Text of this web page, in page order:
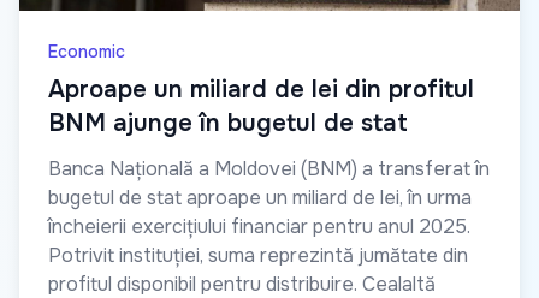
Economic
Aproape un miliard de lei din profitul
BNM ajunge în bugetul de stat
Banca Națională a Moldovei (BNM) a transferat în
bugetul de stat aproape un miliard de lei, în urma
încheierii exercițiului financiar pentru anul 2025.
Potrivit instituției, suma reprezintă jumătate din
profitul disponibil pentru distribuire. Cealaltă